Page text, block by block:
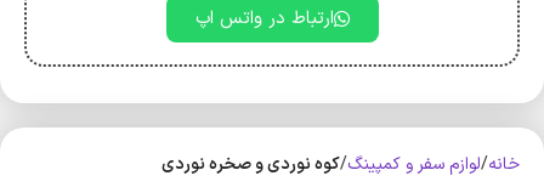
ارتباط در واتس اپ
خانه لوازم سفر و کمپینگ کوه‌ نوردی و صخره نوردی